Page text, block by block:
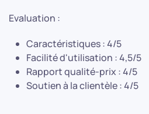
Evaluation :
Caractéristiques : 4/5
Facilité d'utilisation : 4,5/5
Rapport qualité-prix : 4/5
Soutien à la clientèle : 4/5